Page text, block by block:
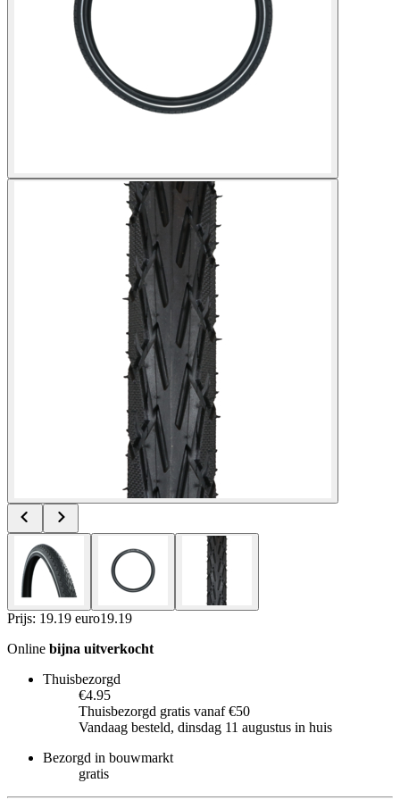
Prijs: 19.19 euro19.19
Online bijna uitverkocht
Thuisbezorgd
€4.95
Thuisbezorgd gratis vanaf €50
Vandaag besteld, dinsdag 11 augustus in huis
Bezorgd in bouwmarkt
gratis